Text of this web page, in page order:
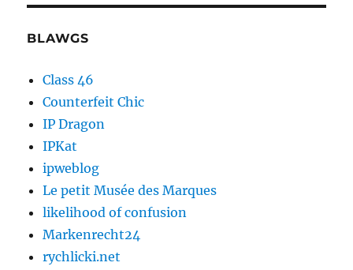
BLAWGS
Class 46
Counterfeit Chic
IP Dragon
IPKat
ipweblog
Le petit Musée des Marques
likelihood of confusion
Markenrecht24
rychlicki.net